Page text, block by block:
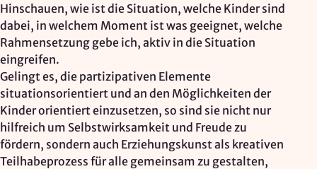
Hinschauen, wie ist die Situation, welche Kinder sind
dabei, in welchem Moment ist was geeignet, welche
Rahmensetzung gebe ich, aktiv in die Situation
eingreifen.
Gelingt es, die partizipativen Elemente
situationsorientiert und an den Möglichkeiten der
Kinder orientiert einzusetzen, so sind sie nicht nur
hilfreich um Selbstwirksamkeit und Freude zu
fördern, sondern auch Erziehungskunst als kreativen
Teilhabeprozess für alle gemeinsam zu gestalten,